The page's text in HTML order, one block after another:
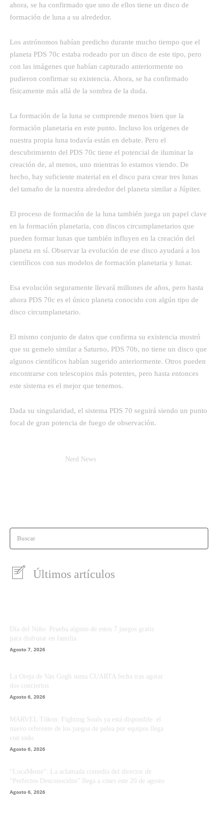
ahora, se ha confirmado que uno de ellos tiene un disco de
formación de luna a su alrededor.
Los astrónomos habían predicho durante mucho tiempo que el
planeta PDS 70c estaba rodeado por un disco de este tipo, pero
con las imágenes que habían capturado anteriormente no
pudieron confirmar su existencia. Ahora, se ha confirmado
físicamente más allá de la sombra de la duda.
La formación de la luna se comprende menos bien que la
formación planetaria en este punto. Incluso los orígenes de
nuestra propia luna todavía están en debate. Pero el
descubrimiento del PDS 70c tiene el potencial de iluminar la
creación de, al menos, uno mientras lo estamos viendo. De
hecho, hay suficiente material en el disco para crear tres lunas
del tamaño de la nuestra alrededor del planeta similar a Júpiter.
El proceso de formación de la luna también juega un papel clave
en la formación planetaria, con discos circumplanetarios que
pueden formar lunas que también influyen en la creación del
planeta en sí. Observar la evolución de ese disco ayudará a los
científicos con sus modelos de formación planetaria y lunar.
Esa evolución seguramente llevará millones de años, pero hasta
ahora PDS 70c es el único planeta conocido con algún tipo de
disco circumplanetario.
El mismo conjunto de datos que confirma su existencia mostró
que su gemelo similar a Saturno, PDS 70b, no tiene un disco que
algunos científicos habían sugerido anteriormente. Otros pueden
encontrarse con telescopios más potentes, pero hasta entonces
este sistema es el mejor que tenemos.
Dada su singularidad, el sistema PDS 70 seguirá siendo un punto
focal de gran potencia de fuego de observación.
Nerd News
Buscar
Últimos artículos
Día del Niño: Prueba alguno de estos 7 juegos gratis
para disfrutar en familia
Agosto 7, 2026
La Oreja de Van Gogh suma CUARTA fecha tras agotar
dos conciertos
Agosto 6, 2026
MARVEL Tōkon: Fighting Souls ya está disponible: el
nuevo referente de los juegos de pelea por equipos llega
con todo
Agosto 6, 2026
“LocaMente”: La aclamada comedia del director de
“Perfectos Desconocidos” llega a cines este 20 de agosto
Agosto 6, 2026